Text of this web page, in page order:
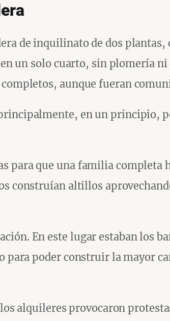
de inquilinato de dos
un solo cuarto, sin plomería ni
aunque fueran
en un principio,
para que una familia
construían altillos
En este lugar estaban los
poder construir la mayor
alquileres provocaron